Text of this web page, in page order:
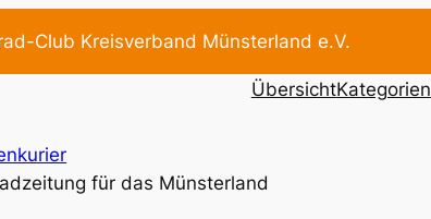
Club Kreisverband Münsterland e.V.
ÜbersichtKategorien
für das Münsterland